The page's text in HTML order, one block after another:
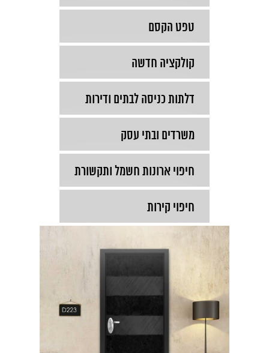
טפט הקסם
קולקציה חדשה
דלתות כניסה לבתים ודירות
משרדים ובתי עסק
חיפוי ארונות חשמל ותקשורת
חיפוי קירות